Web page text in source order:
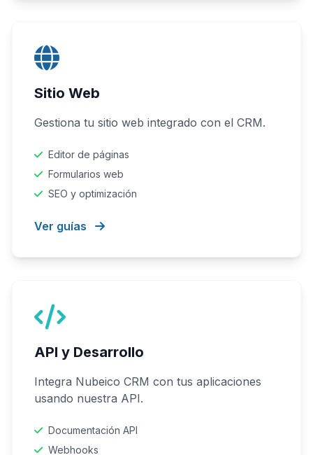
Sitio Web
Gestiona tu sitio web integrado con el CRM.
Editor de páginas
Formularios web
SEO y optimización
Ver guías
API y Desarrollo
Integra Nubeico CRM con tus aplicaciones
usando nuestra API.
Documentación API
Webhooks